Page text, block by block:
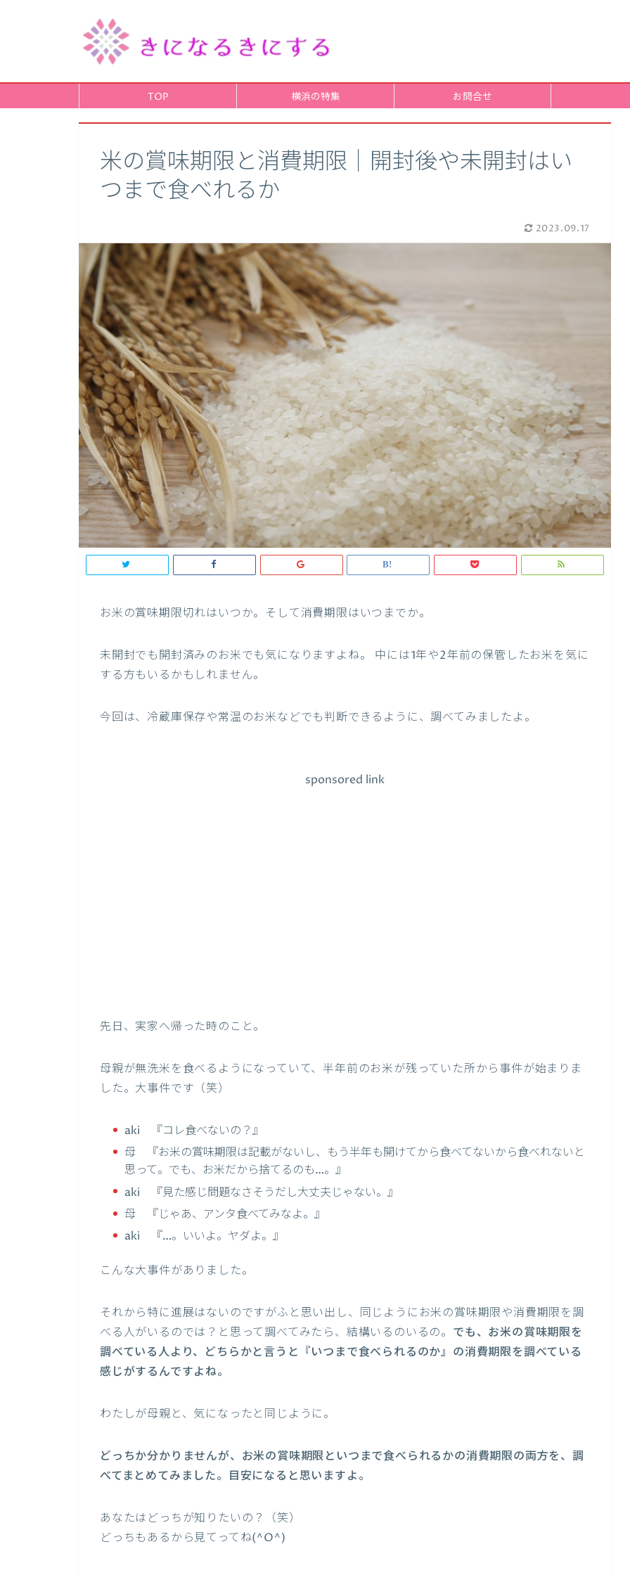
TOP 横浜の特集 お問合せ
米の賞味期限と消費期限｜開封後や未開封はい
つまで食べれるか
2023.09.17
お米の賞味期限切れはいつか。そして消費期限はいつまでか。
未開封でも開封済みのお米でも気になりますよね。 中には1年や2年前の保管したお米を気に
する方もいるかもしれません。
今回は、冷蔵庫保存や常温のお米などでも判断できるように、調べてみましたよ。
sponsored link
先日、実家へ帰った時のこと。
母親が無洗米を食べるようになっていて、半年前のお米が残っていた所から事件が始まりま
した。大事件です（笑）
aki 『コレ食べないの？』
母 『お米の賞味期限は記載がないし、もう半年も開けてから食べてないから食べれないと
思って。でも、お米だから捨てるのも…。』
aki 『見た感じ問題なさそうだし大丈夫じゃない。』
母 『じゃあ、アンタ食べてみなよ。』
aki 『…。いいよ。ヤダよ。』
こんな大事件がありました。
それから特に進展はないのですがふと思い出し、同じようにお米の賞味期限や消費期限を調
べる人がいるのでは？と思って調べてみたら、結構いるのいるの。 でも、お米の賞味期限を
調べている人より、どちらかと言うと『いつまで食べられるのか』の消費期限を調べている
感じがするんですよね。
わたしが母親と、気になったと同じように。
どっちか分かりませんが、お米の賞味期限といつまで食べられるかの消費期限の両方を、調
べてまとめてみました。目安になると思いますよ。
あなたはどっちが知りたいの？（笑）
どっちもあるから見てってね(^O^)